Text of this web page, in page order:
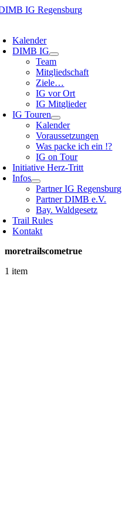
Zum
Kalender
DIMB IG
Team
Mitgliedschaft
Ziele…
IG vor Ort
IG Mitglieder
IG Touren
Kalender
Voraussetzungen
Was packe ich ein !?
IG on Tour
Initiative Herz-Tritt
Infos
Partner IG Regensburg
Partner DIMB e.V.
Bay. Waldgesetz
Trail Rules
Kontakt
moretrailscometrue
1 item